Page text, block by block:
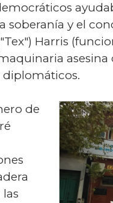
y el
Harris
de